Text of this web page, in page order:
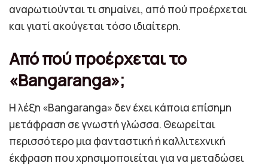
αναρωτιούνται τι σημαίνει, από πού προέρχεται
και γιατί ακούγεται τόσο ιδιαίτερη.
Από πού προέρχεται το
«Bangaranga»;
Η λέξη «Bangaranga» δεν έχει κάποια επίσημη
μετάφραση σε γνωστή γλώσσα. Θεωρείται
περισσότερο μια φανταστική ή καλλιτεχνική
έκφραση που χρησιμοποιείται για να μεταδώσει